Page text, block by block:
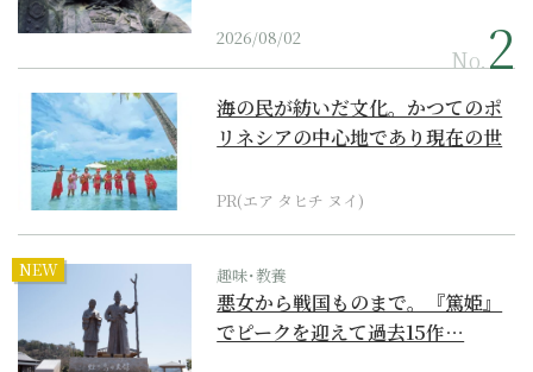
2026/08/02
No.
海の民が紡いだ文化。かつてのポ
リネシアの中心地であり現在の世
PR(エア タヒチ ヌイ)
NEW 趣味･教養
悪女から戦国ものまで。『篤姫』
でピークを迎えて過去15作…